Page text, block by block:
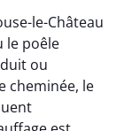
le-Château
le poêle
ou
cheminée, le